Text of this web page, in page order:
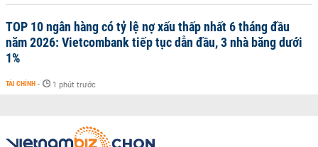
TOP 10 ngân hàng có tỷ lệ nợ xấu thấp nhất 6 tháng đầu
năm 2026: Vietcombank tiếp tục dẫn đầu, 3 nhà băng dưới
1%
TÀI CHÍNH - 1 phút trước